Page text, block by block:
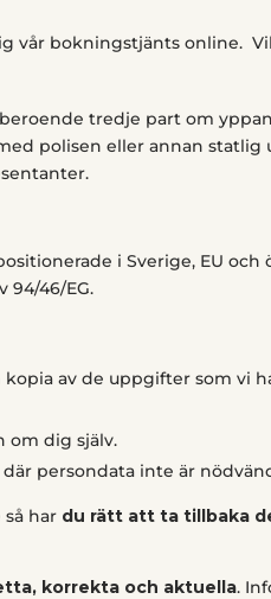
vår bokningstjänts online.
tredje part om
polisen eller annan
i Sverige, EU
94/46/EG.
av de uppgifter som vi
om dig själv.
persondata inte är
har du rätt att ta tillbaka
korrekta och aktuella.